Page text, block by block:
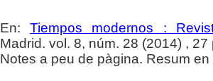
En: Tiempos modernos :
Madrid. vol. 8, núm. 28 (2014) , 27
Notes a peu de pàgina. Resum